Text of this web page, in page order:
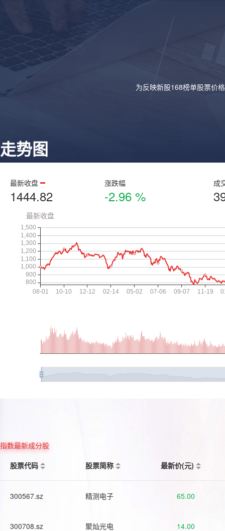
为反映新股168榜单股票价
走势图
最新收盘
1444.82
涨跌幅
-2.96 %
成
指数最新成分股
股票代码
股票简称 最新价(元)
300567.sz 精测电子 65.00
300708.sz 聚灿光电 14.00